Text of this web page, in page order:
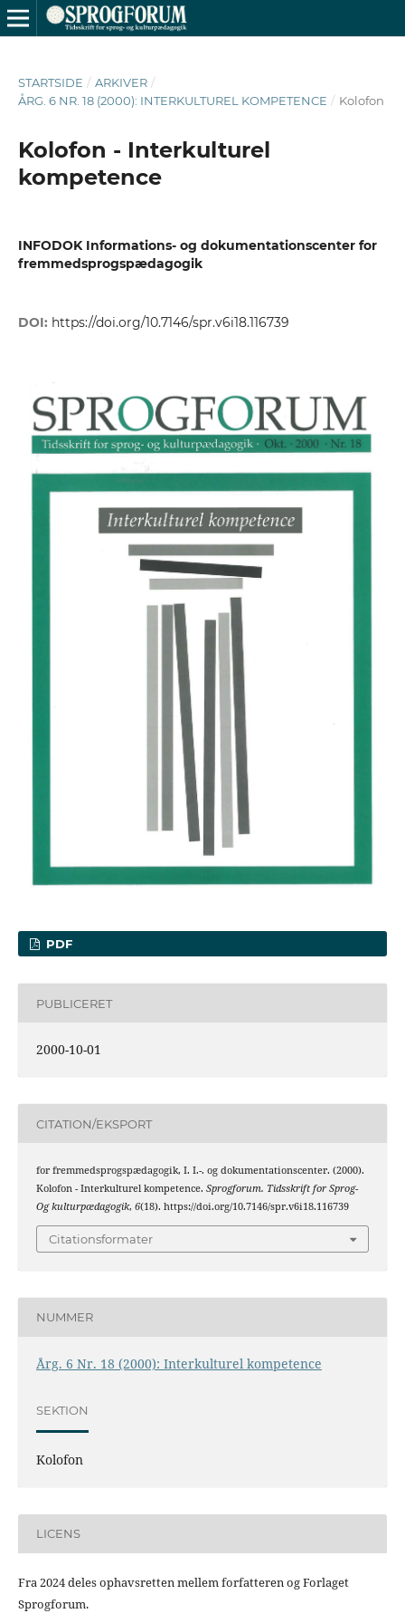
STARTSIDE / ARKIVER /
ÅRG. 6 NR. 18 (2000): INTERKULTUREL KOMPETENCE / Kolofon
Kolofon - Interkulturel
kompetence
INFODOK Informations- og dokumentationscenter for
fremmedsprogspædagogik
DOI: https://doi.org/10.7146/spr.v6i18.116739
PDF
PUBLICERET
2000-10-01
CITATION/EKSPORT
for fremmedsprogspædagogik, I. I.-. og dokumentationscenter. (2000).
Kolofon - Interkulturel kompetence. Sprogforum. Tidsskrift for Sprog-
Og kulturpædagogik, 6(18). https://doi.org/10.7146/spr.v6i18.116739
Citationsformater
NUMMER
Årg. 6 Nr. 18 (2000): Interkulturel kompetence
SEKTION
Kolofon
LICENS
Fra 2024 deles ophavsretten mellem forfatteren og Forlaget
Sprogforum.